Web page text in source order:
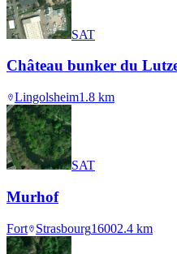
SAT
Château bunker du
Lingolsheim1.8 km
SAT
Murhof
Fort Strasbourg16002.4 km